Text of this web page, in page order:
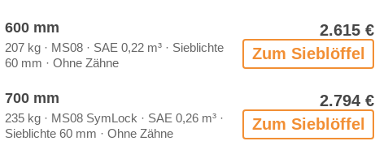
600 mm
207 kg · MS08 · SAE 0,22 m³ · Sieb­lich­te
60 mm · Ohne Zäh­ne
2.615 €
Zum Sieb­löf­fel
700 mm
235 kg · MS08 Sym­Lock · SAE 0,26 m³ ·
Sieb­lich­te 60 mm · Ohne Zäh­ne
2.794 €
Zum Sieb­löf­fel